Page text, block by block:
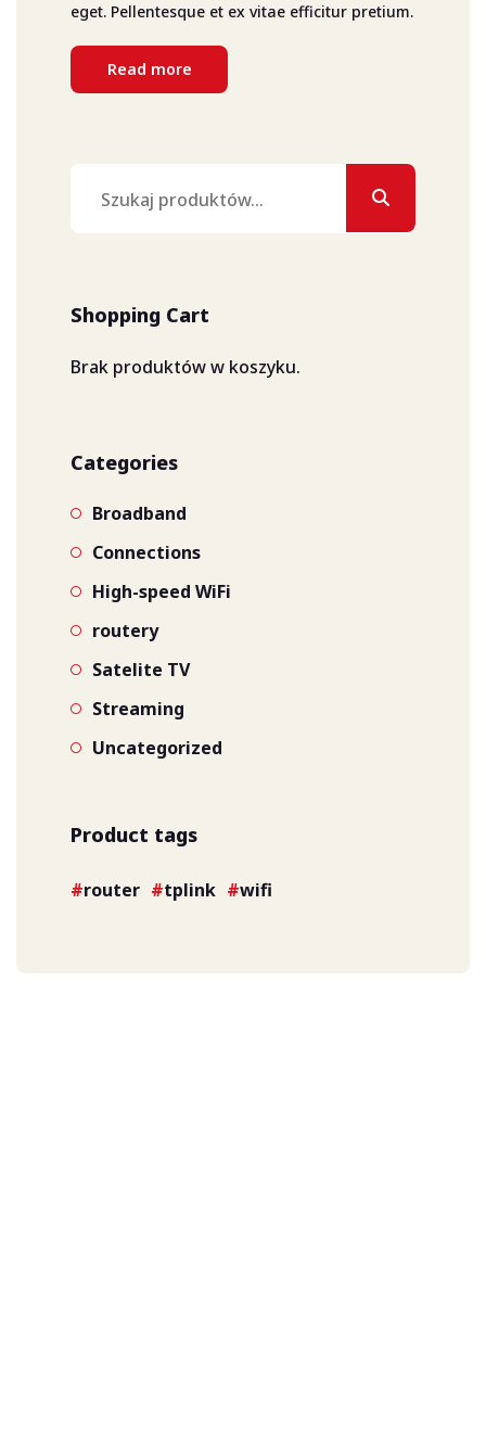
eget. Pellentesque et ex vitae efficitur pretium.
Read more
Shopping Cart
Brak produktów w koszyku.
Categories
Broadband
Connections
High-speed WiFi
routery
Satelite TV
Streaming
Uncategorized
Product tags
router tplink wifi